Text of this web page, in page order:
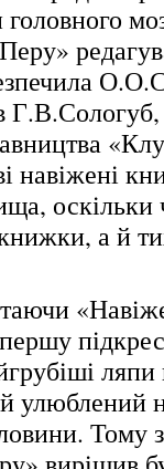
головного
навіжені
оскільки
а й
ляпи
улюблений
Тому